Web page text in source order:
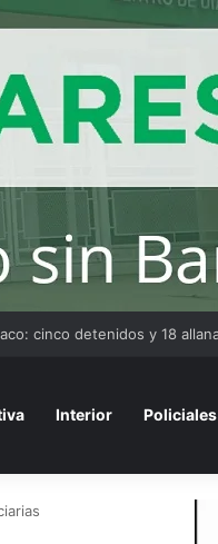
Interior Policiales